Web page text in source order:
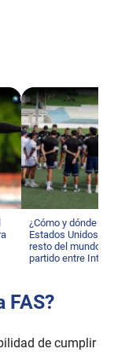
¿Cómo y dónde
Estados Unidos y
resto del mundo el
partido entre Inter
FAS?
de cumplir